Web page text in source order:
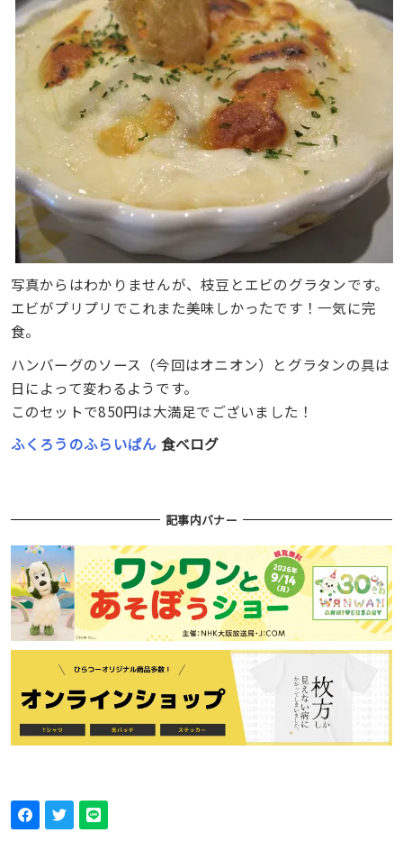
写真からはわかりませんが、枝豆とエビのグラタンです。
エビがプリプリでこれまた美味しかったです！一気に完
食。
ハンバーグのソース（今回はオニオン）とグラタンの具は
日によって変わるようです。
このセットで850円は大満足でございました！
ふくろうのふらいぱん 食べログ
記事内バナー